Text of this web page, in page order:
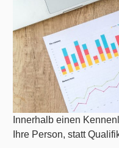
Innerhalb einen
Ihre Person, statt